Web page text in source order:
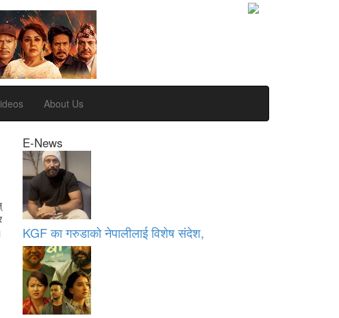
About Us
E-News
KGF का गरुडाको नेपालीलाई विशेष संदेश,